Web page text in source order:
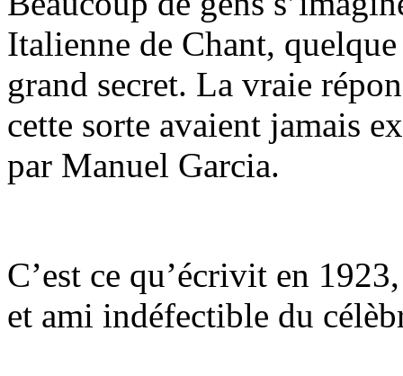
Italienne de Chant,
grand secret. La vraie
cette sorte avaient jamais
par Manuel Garcia.
C’est ce qu’écrivit en
et ami indéfectible du